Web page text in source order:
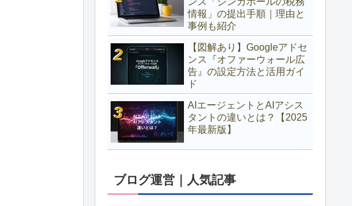
情報」の提出手順｜理由と
事例も紹介
【図解あり】Googleアドセ
ンス『オファーウォール広
告』の設定方法と活用ガイ
ド
AIエージェントとAIアシス
タントの違いとは？【2025
年最新版】
ブログ運営｜人気記事